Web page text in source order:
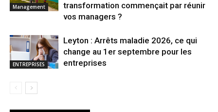
Management
transformation commençait par réunir
vos managers ?
ENTREPRISES
Leyton : Arrêts maladie 2026, ce qui
change au 1er septembre pour les
entreprises